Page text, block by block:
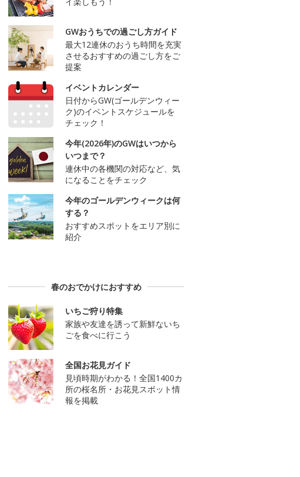
GWおうちでの過ごし方ガイド
最大12連休のおうち時間を充実
させるおすすめの過ごし方をご
提案
イベントカレンダー
日付からGW(ゴールデンウィー
ク)のイベントスケジュールを
チェック！
今年(2026年)のGWはいつから
いつまで？
連休中の各機関の対応など、気
になることをチェック
今年のゴールデンウィークは何
する？
おすすめスポットをエリア別に
紹介
春のおでかけにおすすめ
いちご狩り特集
家族や友達を誘って新鮮ないち
ごを食べに行こう
全国お花見ガイド
見頃時期がわかる！全国1400カ
所の桜名所・お花見スポット情
報を掲載